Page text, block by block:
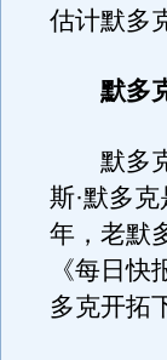
估计默多
默多
默多克
斯·默多
年，老默
《每日
多克开拓